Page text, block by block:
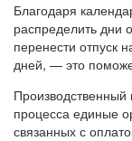
Благодаря
распределить дни
перенести отпуск
дней, — это
Производственный
процесса единые
связанных с